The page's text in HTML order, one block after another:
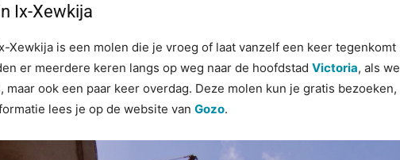
Ix-Xewkija
Xewkija is een molen die je vroeg of laat vanzelf een keer tegenkomt
er meerdere keren langs op weg naar de hoofdstad Victoria, als we
maar ook een paar keer overdag. Deze molen kun je gratis bezoeken,
lees je op de website van Gozo.